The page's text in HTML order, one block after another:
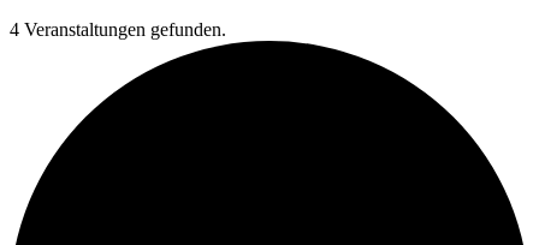
4 Veranstaltungen gefunden.